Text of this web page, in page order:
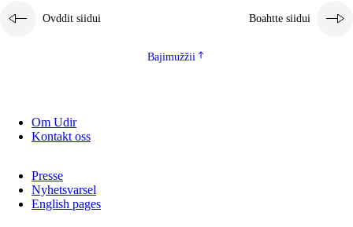
Ovddit siidui Boahtte siidui
Bajimužžii
Om Udir
Kontakt oss
Presse
Nyhetsvarsel
English pages